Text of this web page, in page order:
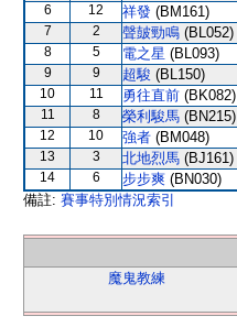
6 12 祥發 (BM161)
7 2 聲皷勁鳴 (BL052)
8 5 電之星 (BL093)
9 9 超駿 (BL150)
10 11 勇往直前 (BK082)
11 8 榮利駿馬 (BN215)
12 10 強者 (BM048)
13 3 北地烈馬 (BJ161)
14 6 步步爽 (BN030)
備註: 賽事特別情況索引
魔鬼教練